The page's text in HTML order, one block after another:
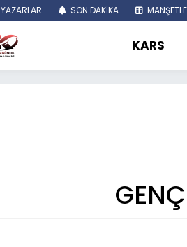
YAZARLAR SON DAKİKA
KARS